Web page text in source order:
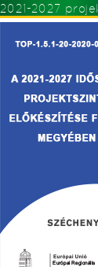
2021-2027